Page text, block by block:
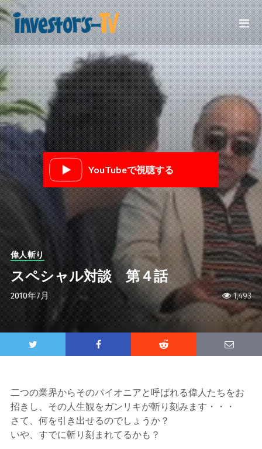
YouTubeで視聴する
1,493
偉人斬り
スペシャル対談 第４話
2010年7月
二つの業界からそのパイオニアと呼ばれる偉人たちをお
招きし、その人生観をガンリキが斬り刻みます・・・
さて、何を引き出せるのでしょうか？
いや、すでに斬り刻まれてるかも？